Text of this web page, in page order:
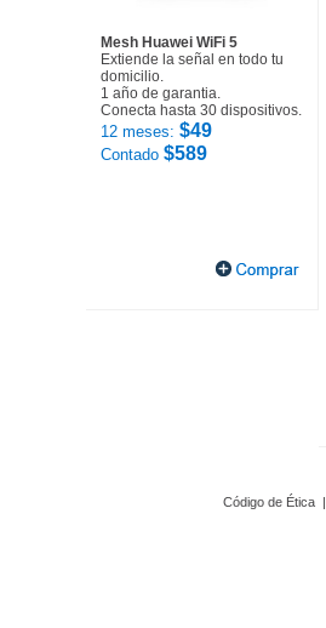
Mesh Huawei WiFi 5
Extiende la señal en todo tu
domicilio.
1 año de garantia.
Conecta hasta 30 dispositivos.
12 meses: $49
Contado $589
Código de Ética |